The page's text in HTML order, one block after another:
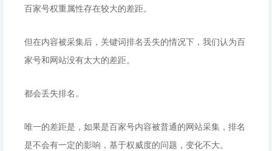
百家号权重属性存在较大的差距。
但在内容被采集后，关键词排名丢失的情况下，我们认为百
家号和网站没有太大的差距。
都会丢失排名。
唯一的差距是，如果是百家号内容被普通的网站采集，排名
是不会有一定的影响，基于权威度的问题，变化不大。